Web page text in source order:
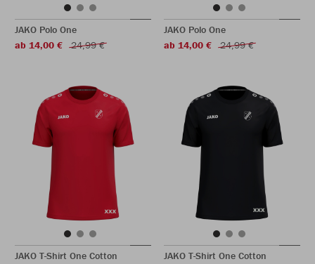
JAKO Polo One
ab 14,00 €
24,99 €
JAKO Polo One
ab 14,00 €
24,99 €
JAKO T-Shirt One Cotton
JAKO T-Shirt One Cotton